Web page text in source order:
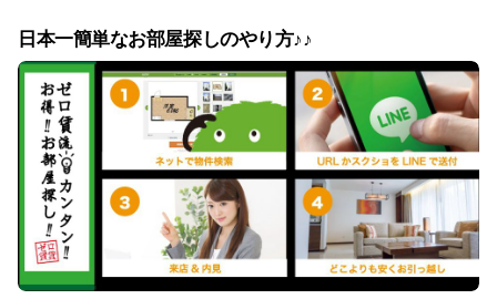
ような事は、残念ながら不動産業はわりと当たり前に行われて
いるのが現状ですm(__)m ・ゼロ賃貸は誇大広告ゼロ！ ゼロ賃
貸はミナミで9年の実績があり、お客様の9割がご契約頂いたお
客様からのご紹介や、ご契約頂いたお客様のリピートです。
誠心誠意、真面目に、お客様の為に尽くしていく事をなにより
も大切に日々営業しております。 ・それでも他社のこの物件
が気になる、諦めれない… とはいうものの、少しでも安くいい
物件に住みたいものです。 どうしても諦めきれないその物件
ゼロ賃貸にご相談ください！ 我々が、実際ある物件なのか、
家賃は正しいのかをお調べしてお客様に「真実」の情報をお伝
えいたします！ ・誇大広告にひっかかるお客様をゼロにした
日本一簡単なお部屋探しのやり方♪♪